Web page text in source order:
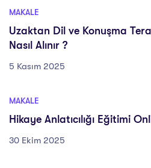
MAKALE
Uzaktan Dil ve Konuşma
Nasıl Alınır ?
5 Kasım 2025
MAKALE
Hikaye Anlatıcılığı Eğitimi
30 Ekim 2025